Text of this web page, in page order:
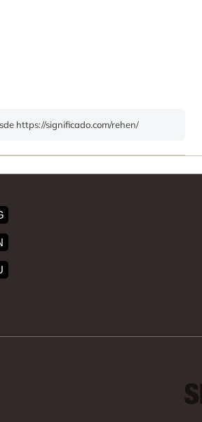
https://significado.com/rehen/